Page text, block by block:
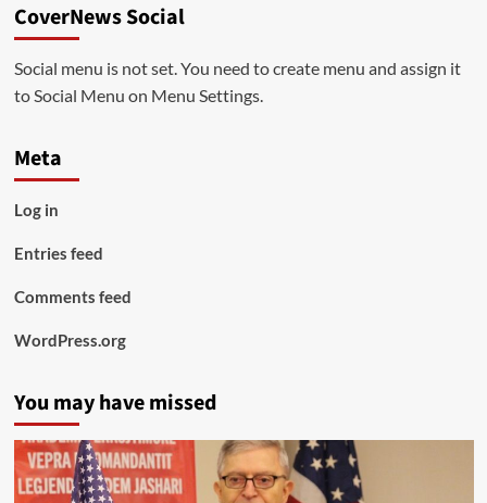
CoverNews Social
Social menu is not set. You need to create menu and assign it
to Social Menu on Menu Settings.
Meta
Log in
Entries feed
Comments feed
WordPress.org
You may have missed